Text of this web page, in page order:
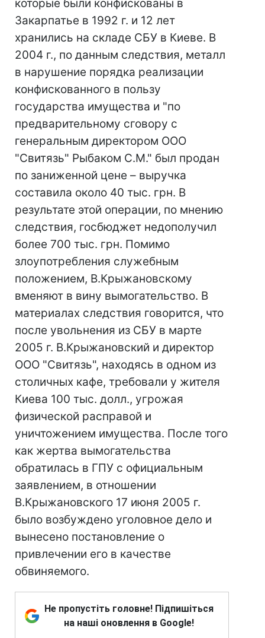
которые были конфискованы в
Закарпатье в 1992 г. и 12 лет
хранились на складе СБУ в Киеве. В
2004 г., по данным следствия, металл
в нарушение порядка реализации
конфискованного в пользу
государства имущества и "по
предварительному сговору с
генеральным директором ООО
"Свитязь" Рыбаком С.М." был продан
по заниженной цене – выручка
составила около 40 тыс. грн. В
результате этой операции, по мнению
следствия, госбюджет недополучил
более 700 тыс. грн. Помимо
злоупотребления служебным
положением, В.Крыжановскому
вменяют в вину вымогательство. В
материалах следствия говорится, что
после увольнения из СБУ в марте
2005 г. В.Крыжановский и директор
ООО "Свитязь", находясь в одном из
столичных кафе, требовали у жителя
Киева 100 тыс. долл., угрожая
физической расправой и
уничтожением имущества. После того
как жертва вымогательства
обратилась в ГПУ с официальным
заявлением, в отношении
В.Крыжановского 17 июня 2005 г.
было возбуждено уголовное дело и
вынесено постановление о
привлечении его в качестве
обвиняемого.
Не пропустіть головне! Підпишіться
на наші оновлення в Google!